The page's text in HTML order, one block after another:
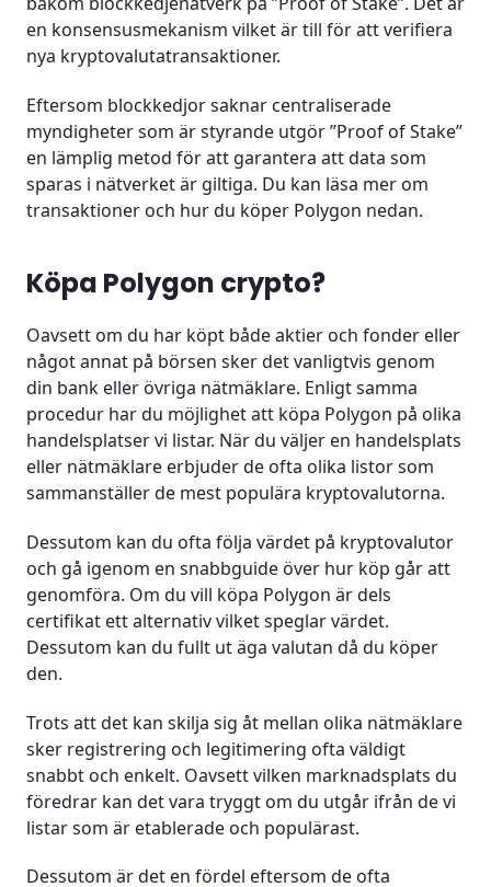
en konsensusmekanism vilket är till för att verifiera
nya kryptovalutatransaktioner.
Eftersom blockkedjor saknar centraliserade
myndigheter som är styrande utgör ”Proof of Stake”
en lämplig metod för att garantera att data som
sparas i nätverket är giltiga. Du kan läsa mer om
transaktioner och hur du köper Polygon nedan.
Köpa Polygon crypto?
Oavsett om du har köpt både aktier och fonder eller
något annat på börsen sker det vanligtvis genom
din bank eller övriga nätmäklare. Enligt samma
procedur har du möjlighet att köpa Polygon på olika
handelsplatser vi listar. När du väljer en handelsplats
eller nätmäklare erbjuder de ofta olika listor som
sammanställer de mest populära kryptovalutorna.
Dessutom kan du ofta följa värdet på kryptovalutor
och gå igenom en snabbguide över hur köp går att
genomföra. Om du vill köpa Polygon är dels
certifikat ett alternativ vilket speglar värdet.
Dessutom kan du fullt ut äga valutan då du köper
den.
Trots att det kan skilja sig åt mellan olika nätmäklare
sker registrering och legitimering ofta väldigt
snabbt och enkelt. Oavsett vilken marknadsplats du
föredrar kan det vara tryggt om du utgår ifrån de vi
listar som är etablerade och populärast.
Dessutom är det en fördel eftersom de ofta